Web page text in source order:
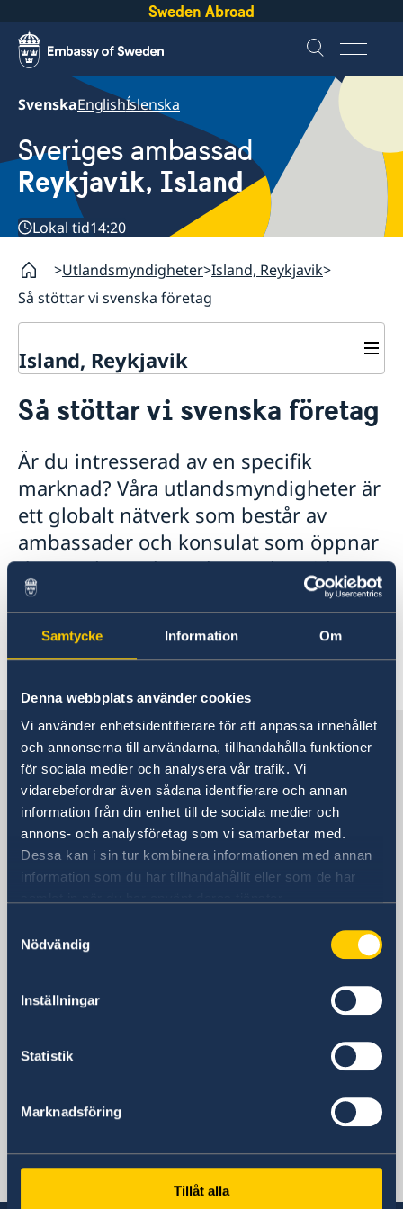
Samtycke Information Om
Denna webbplats använder cookies
Vi använder enhetsidentifierare för att anpassa innehållet
och annonserna till användarna, tillhandahålla funktioner
för sociala medier och analysera vår trafik. Vi
vidarebefordrar även sådana identifierare och annan
information från din enhet till de sociala medier och
annons- och analysföretag som vi samarbetar med.
Dessa kan i sin tur kombinera informationen med annan
information som du har tillhandahållit eller som de har
Nödvändig
Inställningar
Statistik
Marknadsföring
Tillåt alla
Sweden Abroad
SvenskaEnglishÍslenska
Sveriges ambassad
Reykjavik, Island
Lokal tid14:20
Utlandsmyndigheter Island, Reykjavik
Så stöttar vi svenska företag
Island, Reykjavik
Föreningar och annat
Om oss
Ambassadens personal
Praktiktjänstgöring på ambassaden
Lediga tjänster
Dataskyddspolicy (GDPR)
Så stöttar vi svenska företag
Vi är en resurs för svenska företag
Team Sweden
Så kan du få stöd
Svenska företag på Island
Anmäl handelshinder
Aktuellt
Så stöttar vi svenska företag
Är du intresserad av en specifik
marknad? Våra utlandsmyndigheter är
ett globalt nätverk som består av
ambassader och konsulat som öppnar
dörrar, skapar kontakter och guidar
dig rätt. Är du ett svenskt företag som
behöver hjälp? Här hittar du allt du
behöver för att ta nästa steg – enkelt
Sverige i Reykjavik
Sveriges ambassad
Besöksadress
Lágmúli 7
Reykjavik
Postadress
Lágmúli 7
Island
E-postadress
Svenska konsulat
Akureyri